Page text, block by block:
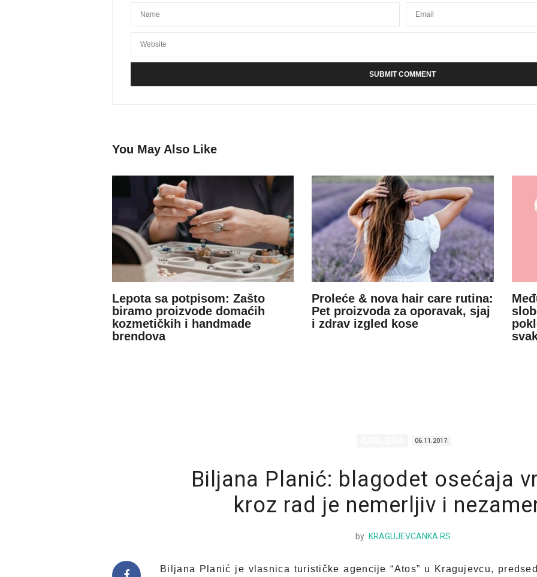
You May Also Like
Lepota sa potpisom: Zašto
biramo proizvode domaćih
kozmetičkih i handmade
brendova
Proleće & nova hair care rutina:
Pet proizvoda za oporavak, sjaj
i zdrav izgled kose
06.11.2017.
Biljana Planić: blagodet osećaja
kroz rad je nemerljiv i
by KRAGUJEVCANKA.RS
Biljana Planić je vlasnica turističke agencije “Atos” u Kragujevcu,